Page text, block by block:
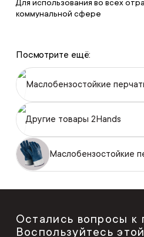
Для использования во всех
коммунальной сфере
Посмотрите ещё:
Маслобензостойкие
Другие товары 2Hands
Маслобензостойкие
Остались вопросы к
Воспользуйтесь